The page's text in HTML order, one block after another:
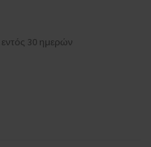
30 ημερών